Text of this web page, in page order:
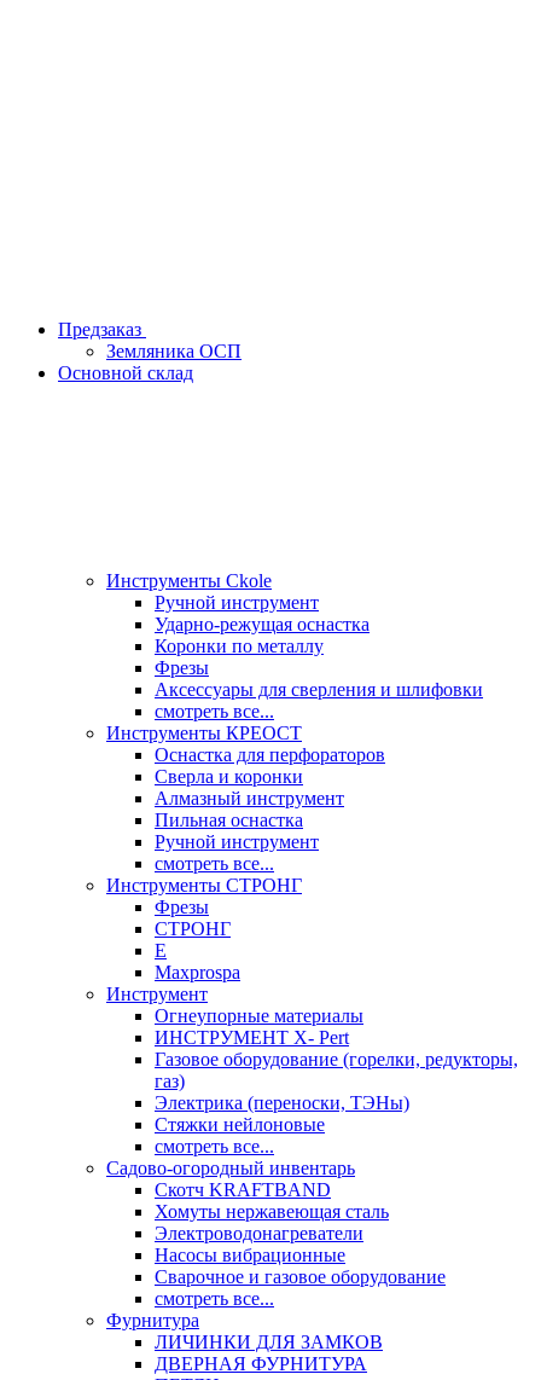
Предзаказ
Земляника ОСП
Основной склад
Инструменты Ckole
Ручной инструмент
Ударно‑режущая оснастка
Коронки по металлу
Фрезы
Аксессуары для сверления и шлифовки
смотреть все...
Инструменты КРЕОСТ
Оснастка для перфораторов
Сверла и коронки
Алмазный инструмент
Пильная оснастка
Ручной инструмент
смотреть все...
Инструменты СТРОНГ
Фрезы
СТРОНГ
Е
Maxprospa
Инструмент
Огнеупорные материалы
ИНСТРУМЕНТ X- Pert
Газовое оборудование (горелки, редукторы,
газ)
Электрика (переноски, ТЭНы)
Стяжки нейлоновые
смотреть все...
Садово-огородный инвентарь
Скотч KRAFTBAND
Хомуты нержавеющая сталь
Электроводонагреватели
Насосы вибрационные
Сварочное и газовое оборудование
смотреть все...
Фурнитура
ЛИЧИНКИ ДЛЯ ЗАМКОВ
ДВЕРНАЯ ФУРНИТУРА